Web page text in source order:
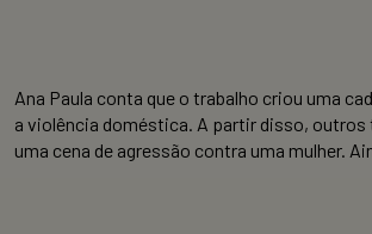
Ana Paula conta que o trabalho criou uma
a violência doméstica. A partir disso,
uma cena de agressão contra uma mulher.